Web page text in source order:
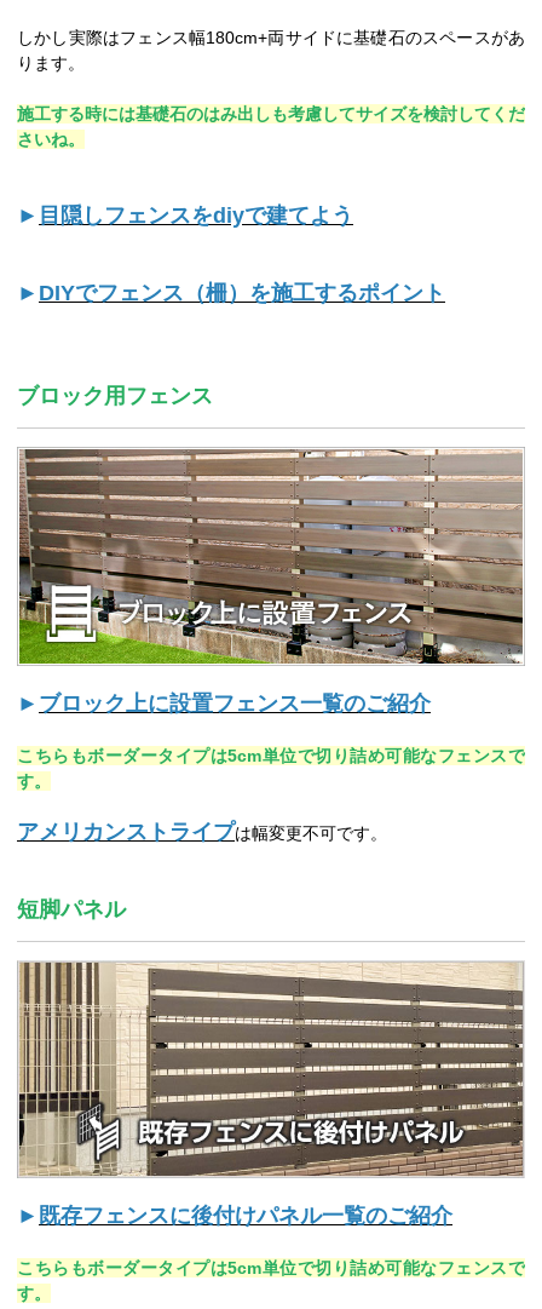
しかし実際はフェンス幅180cm+両サイドに基礎石のスペースがあ
ります。
施工する時には基礎石のはみ出しも考慮してサイズを検討してくだ
さいね。
► 目隠しフェンスをdiyで建てよう
► DIYでフェンス（柵）を施工するポイント
ブロック用フェンス
► ブロック上に設置フェンス一覧のご紹介
こちらもボーダータイプは5cm単位で切り詰め可能なフェンスで
す。
アメリカンストライプは幅変更不可です。
短脚パネル
► 既存フェンスに後付けパネル一覧のご紹介
こちらもボーダータイプは5cm単位で切り詰め可能なフェンスで
す。